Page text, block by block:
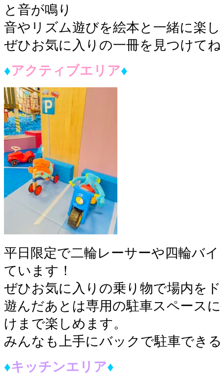
と音が鳴り
音やリズム遊びを絵本と一緒に楽
ぜひお気に入りの一冊を見つけて
♦︎アクティブエリア♦︎
平日限定で二輪レーサーや四輪バ
ています！
ぜひお気に入りの乗り物で場内を
遊んだあとは専用の駐車スペース
けまで楽しめます。
みんなも上手にバックで駐車でき
♦︎キッチンエリア♦︎